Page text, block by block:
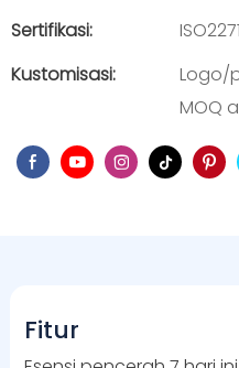
Sertifikasi:
Kustomisasi:
Logo/
MOQ
Fitur